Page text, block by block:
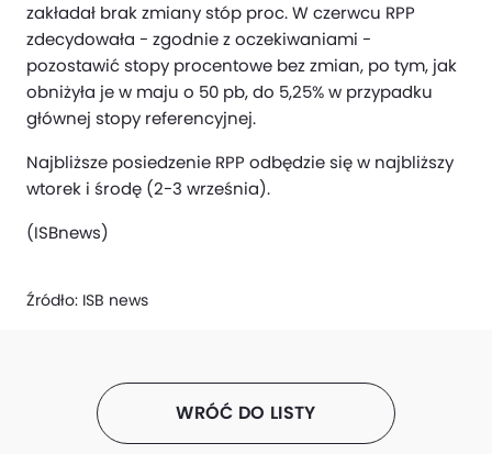
zakładał brak zmiany stóp proc. W czerwcu RPP
zdecydowała - zgodnie z oczekiwaniami -
pozostawić stopy procentowe bez zmian, po tym, jak
obniżyła je w maju o 50 pb, do 5,25% w przypadku
głównej stopy referencyjnej.
Najbliższe posiedzenie RPP odbędzie się w najbliższy
wtorek i środę (2-3 września).
(ISBnews)
Źródło: ISB news
WRÓĆ DO LISTY